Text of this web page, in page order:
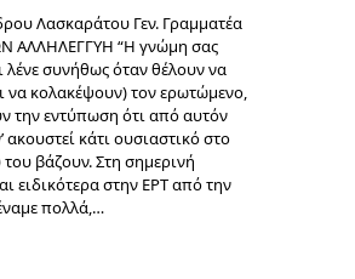
Λασκαράτου Γεν. Γραμματέα
ΑΛΛΗΛΕΓΓΥΗ “Η γνώμη σας
λένε συνήθως όταν θέλουν να
να κολακέψουν) τον ερωτώμενο,
την εντύπωση ότι από αυτόν
ακουστεί κάτι ουσιαστικό στο
βάζουν. Στη σημερινή
ειδικότερα στην ΕΡΤ από την
πολλά,…